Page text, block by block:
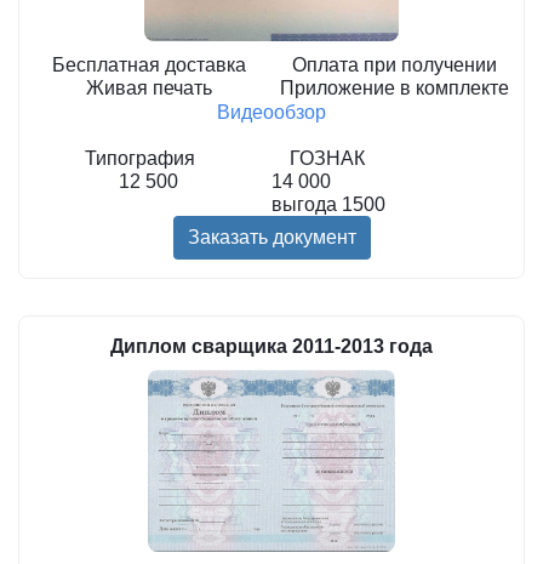
Бесплатная доставка
Живая печать
Оплата при получении
Приложение в комплекте
Видеообзор
Типография
ГОЗНАК
12 500
14 000
выгода 1500
Заказать документ
Диплом сварщика 2011-2013 года